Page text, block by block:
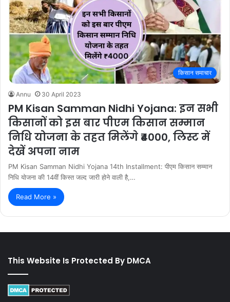
किसान समाचार
Annu 30 April 2023
PM Kisan Samman Nidhi Yojana: इन सभी
किसानों को इस बार पीएम किसान सम्मान
निधि योजना के तहत मिलेंगे ₹4000, लिस्ट में
देखें अपना नाम
PM Kisan Samman Nidhi Yojana 14th Installment: पीएम किसान सम्मान
निधि योजना की 14वीं किस्त जल्द जारी होने वाली है,…
Read More »
This Website Is Protected By DMCA